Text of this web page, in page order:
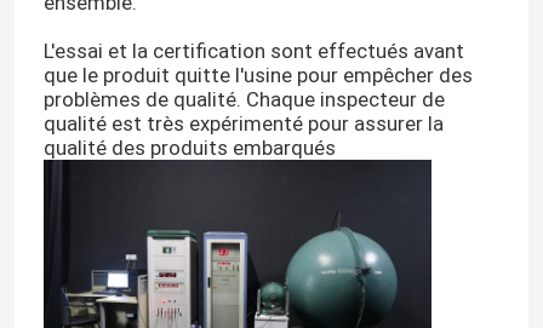
L'essai et la certification sont effectués avant
que le produit quitte l'usine pour empêcher des
problèmes de qualité. Chaque inspecteur de
qualité est très expérimenté pour assurer la
qualité des produits embarqués